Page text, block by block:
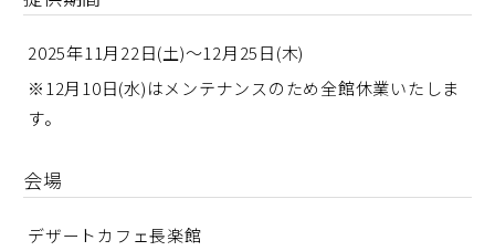
2025年11月22日(土)～12月25日(木)
※12月10日(水)はメンテナンスのため全館休業いたしま
す。
会場
デザートカフェ長楽館